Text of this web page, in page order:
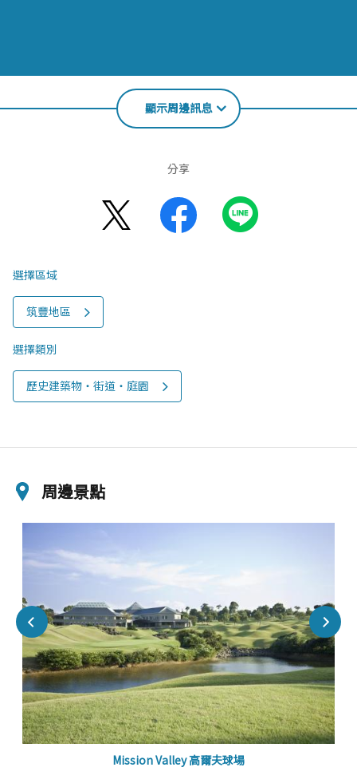
顯示周邊訊息
分享
選擇區域
筑豐地區
選擇類別
歷史建築物‧街道‧庭園
周邊景點
Mission Valley 高爾夫球場